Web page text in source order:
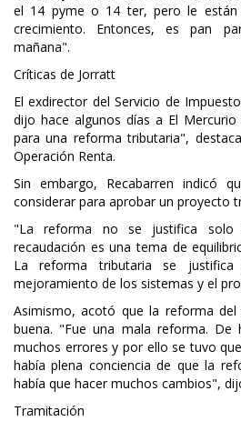
el 14 pyme o 14 ter, pero le están
crecimiento. Entonces, es pan
mañana".
Críticas de Jorratt
El exdirector del Servicio de
dijo hace algunos días a El
para una reforma tributaria",
Operación Renta.
Sin embargo, Recabarren indicó
considerar para aprobar un proyecto
"La reforma no se justifica solo
recaudación es una tema de
La reforma tributaria se
mejoramiento de los sistemas y el
Asimismo, acotó que la reforma
buena. "Fue una mala reforma. De
muchos errores y por ello se tuvo
había plena conciencia de que la
había que hacer muchos cambios",
Tramitación